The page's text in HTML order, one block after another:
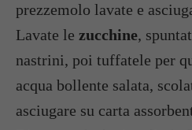
prezzemolo lavate e
Lavate le zucchine,
nastrini, poi tuffatele per
acqua bollente salata,
asciugare su carta